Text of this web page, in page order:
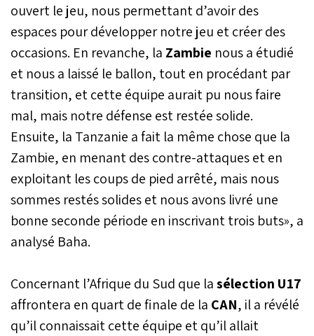
ouvert le jeu, nous permettant d’avoir des
espaces pour développer notre jeu et créer des
occasions. En revanche, la Zambie nous a étudié
et nous a laissé le ballon, tout en procédant par
transition, et cette équipe aurait pu nous faire
mal, mais notre défense est restée solide.
Ensuite, la Tanzanie a fait la même chose que la
Zambie, en menant des contre-attaques et en
exploitant les coups de pied arrêté, mais nous
sommes restés solides et nous avons livré une
bonne seconde période en inscrivant trois buts», a
analysé Baha.
Concernant l’Afrique du Sud que lasélection U17
affrontera en quart de finale de la CAN, il a révélé
qu’il connaissait cette équipe et qu’il allait